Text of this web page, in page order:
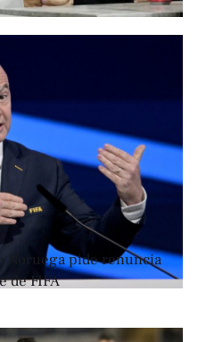
Noruega pide renuncia
de FIFA